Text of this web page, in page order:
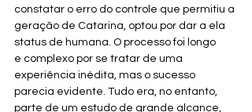
constatar o erro do controle que permitiu a
geração de Catarina, optou por dar a ela
status de humana. O processo foi longo
e complexo por se tratar de uma
experiência inédita, mas o sucesso
parecia evidente. Tudo era, no entanto,
parte de um estudo de grande alcance,